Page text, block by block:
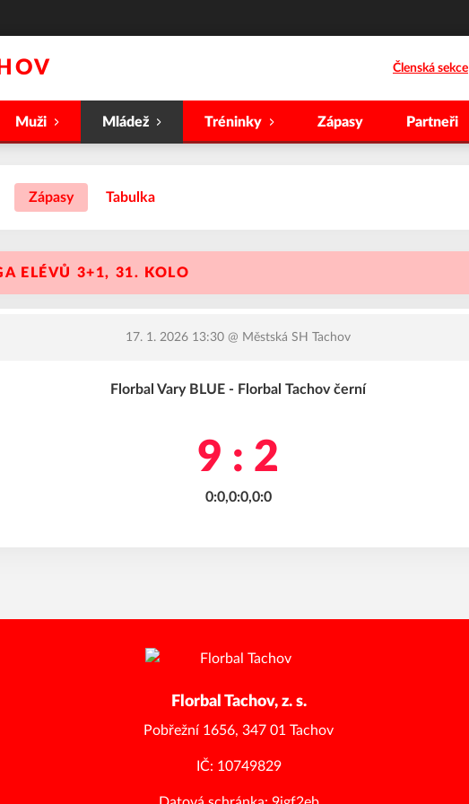
Členská sekce
Muži Mládež Tréninky Zápasy Partneři
Zápasy Tabulka
ELÉVŮ 3+1, 31. KOLO
17. 1. 2026 13:30 @ Městská SH Tachov
Florbal Vary BLUE - Florbal Tachov černí
9 : 2
0:0,0:0,0:0
Florbal Tachov, z. s.
Pobřežní 1656, 347 01 Tachov
IČ: 10749829